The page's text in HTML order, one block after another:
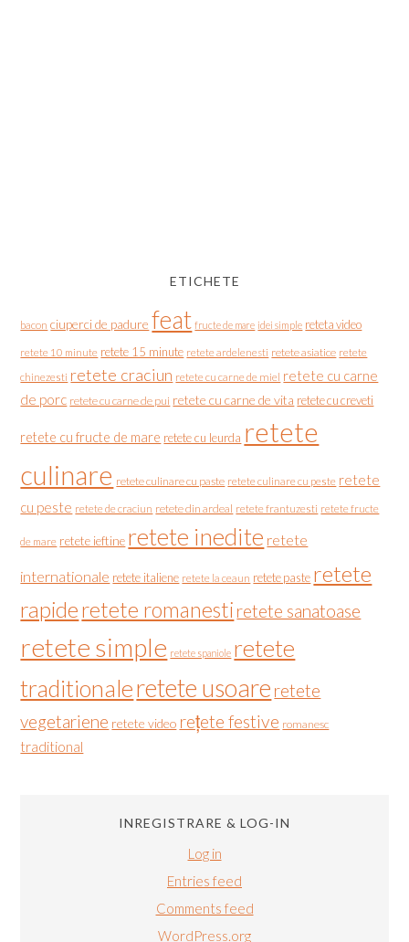
ETICHETE
bacon ciuperci de padure feat fructe de mare idei simple reteta video
retete 10 minute retete 15 minute retete ardelenesti retete asiatice retete
chinezesti retete craciun retete cu carne de miel retete cu carne
de porc retete cu carne de pui retete cu carne de vita retete cu creveti
retete cu fructe de mare retete cu leurda retete
culinare retete culinare cu paste retete culinare cu peste retete
cu peste retete de craciun retete din ardeal retete frantuzesti retete fructe
de mare retete ieftine retete inedite retete
internationale retete italiene retete la ceaun retete paste retete
rapideretete romanesti retete sanatoase
retete simple retete spaniole retete
traditionaleretete usoare retete
vegetariene retete video rețete festive romanesc
traditional
INREGISTRARE & LOG-IN
Log in
Entries feed
Comments feed
WordPress.org